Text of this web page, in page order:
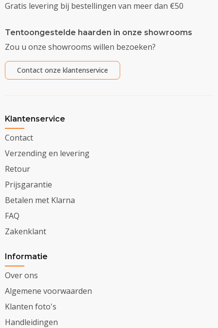
Gratis levering bij bestellingen van meer dan €50
Tentoongestelde haarden in onze showrooms
Zou u onze showrooms willen bezoeken?
Contact onze klantenservice
Klantenservice
Contact
Verzending en levering
Retour
Prijsgarantie
Betalen met Klarna
FAQ
Zakenklant
Informatie
Over ons
Algemene voorwaarden
Klanten foto's
Handleidingen